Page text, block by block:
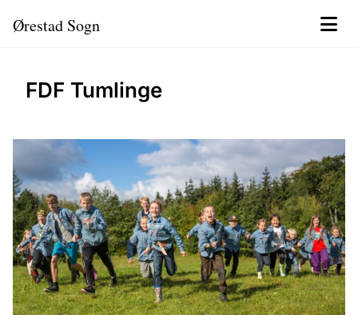
Ørestad Sogn
FDF Tumlinge